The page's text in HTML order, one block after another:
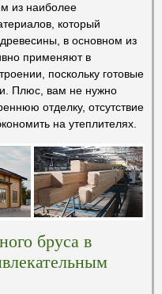
из наиболее
который
в основном из
применяют в
поскольку готовые
Плюс, вам не нужно
отделку, отсутствие
на утеплителях.
бруса в